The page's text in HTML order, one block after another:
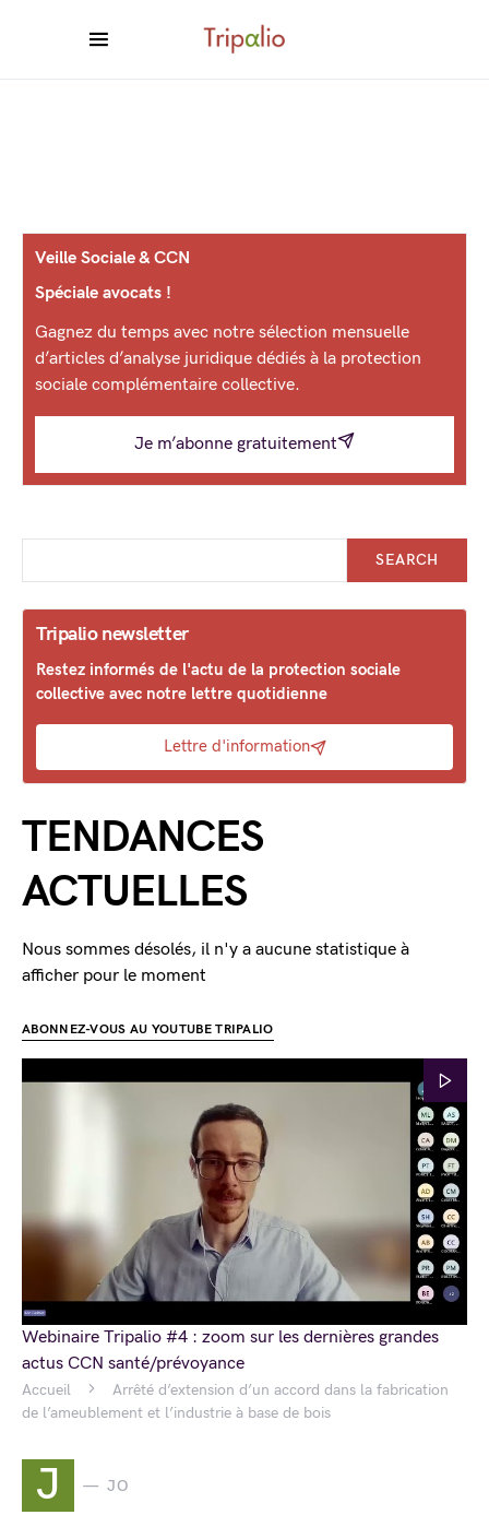
Accueil
Arrêté d’extension d’un accord dans la fabrication
de l’ameublement et l’industrie à base de bois
J JO
Veille Sociale & CCN
Spéciale avocats !
Gagnez du temps avec notre sélection mensuelle
d’articles d’analyse juridique dédiés à la protection
sociale complémentaire collective.
Je m’abonne gratuitement
SEARCH
Tripalio newsletter
Restez informés de l'actu de la protection sociale
collective avec notre lettre quotidienne
Lettre d'information
TENDANCES
ACTUELLES
Nous sommes désolés, il n'y a aucune statistique à
afficher pour le moment
ABONNEZ-VOUS AU YOUTUBE TRIPALIO
Webinaire Tripalio #4 : zoom sur les dernières grandes
actus CCN santé/prévoyance